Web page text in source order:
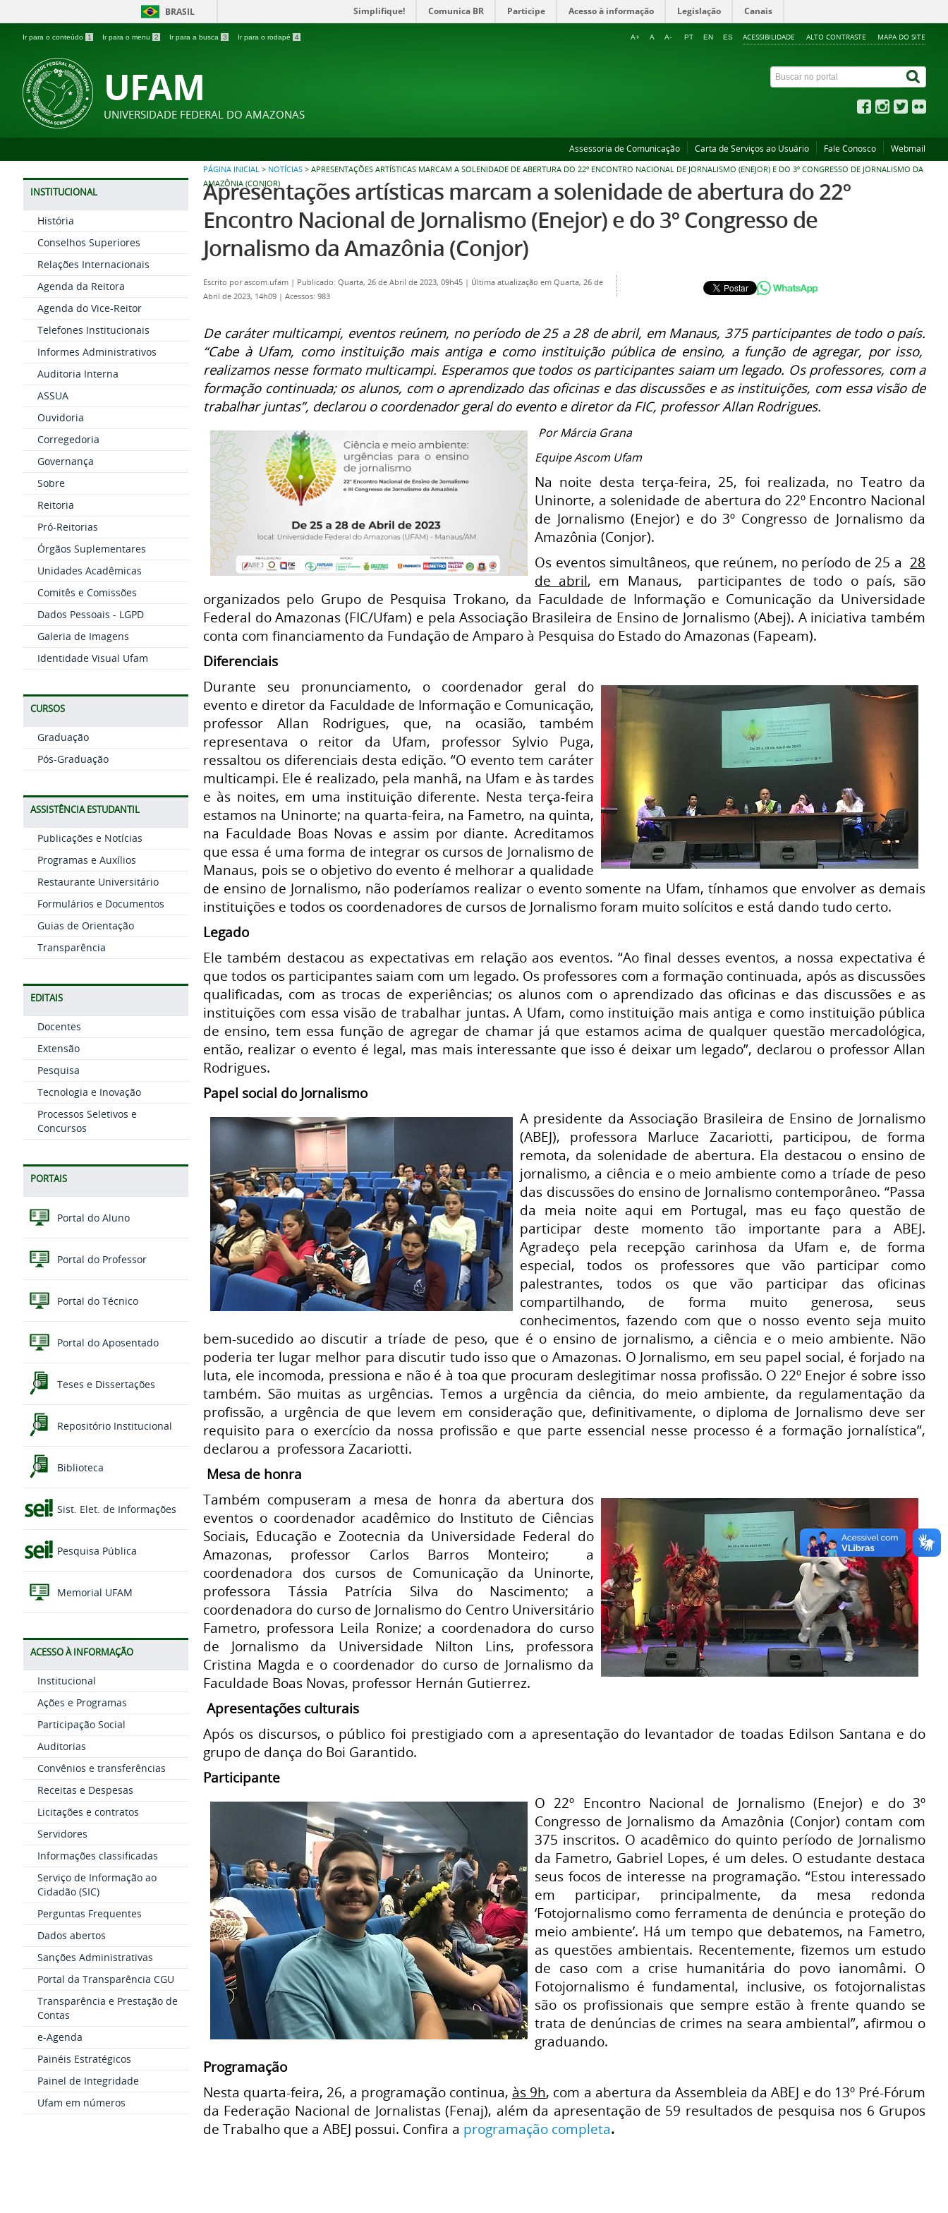
BRASIL Simplifique! Comunica BR Participe Acesso à informação Legislação Canais
Ir para o conteúdo 1 Ir para o menu 2 Ir para a busca 3 Ir para o rodapé 4 ACESSIBILIDADE ALTO CONTRASTE MAPA DO SITE
A+ A A- PT EN ES
UFAM
UNIVERSIDADE FEDERAL DO AMAZONAS
Assessoria de Comunicação Carta de Serviços ao Usuário Fale Conosco Webmail
PÁGINA INICIAL > NOTÍCIAS > APRESENTAÇÕES ARTÍSTICAS MARCAM A SOLENIDADE DE ABERTURA DO 22º ENCONTRO NACIONAL DE JORNALISMO (ENEJOR) E DO 3º CONGRESSO DE JORNALISMO DA
AMAZÔNIA (CONJOR)
INSTITUCIONAL
História
Conselhos Superiores
Relações Internacionais
Agenda da Reitora
Agenda do Vice-Reitor
Telefones Institucionais
Informes Administrativos
Auditoria Interna
ASSUA
Ouvidoria
Corregedoria
Governança
Sobre
Reitoria
Pró-Reitorias
Órgãos Suplementares
Unidades Acadêmicas
Comitês e Comissões
Dados Pessoais - LGPD
Galeria de Imagens
Identidade Visual Ufam
CURSOS
Graduação
Pós-Graduação
ASSISTÊNCIA ESTUDANTIL
Publicações e Notícias
Programas e Auxílios
Restaurante Universitário
Formulários e Documentos
Guias de Orientação
Transparência
EDITAIS
Docentes
Extensão
Pesquisa
Tecnologia e Inovação
Processos Seletivos e
Concursos
PORTAIS
Portal do Aluno
Portal do Professor
Portal do Técnico
Portal do Aposentado
Teses e Dissertações
Repositório Institucional
Biblioteca
Sist. Elet. de Informações
Pesquisa Pública
Memorial UFAM
ACESSO À INFORMAÇÃO
Institucional
Ações e Programas
Participação Social
Auditorias
Convênios e transferências
Receitas e Despesas
Licitações e contratos
Servidores
Informações classificadas
Serviço de Informação ao
Cidadão (SIC)
Perguntas Frequentes
Dados abertos
Sanções Administrativas
Portal da Transparência CGU
Transparência e Prestação de
Contas
e-Agenda
Painéis Estratégicos
Painel de Integridade
Ufam em números
Apresentações artísticas marcam a solenidade de abertura do 22º
Encontro Nacional de Jornalismo (Enejor) e do 3º Congresso de
Jornalismo da Amazônia (Conjor)
Escrito porascom.ufam | Publicado: Quarta, 26 de Abril de 2023, 09h45 | Última atualização em Quarta, 26 de
Abril de 2023, 14h09 | Acessos: 983
De caráter multicampi, eventos reúnem, no período de 25 a 28 de abril, em Manaus, 375 participantes de todo o país.
“Cabe à Ufam, como instituição mais antiga e como instituição pública de ensino, a função de agregar, por isso,
realizamos nesse formato multicampi. Esperamos que todos os participantes saiam um legado. Os professores, com a
formação continuada; os alunos, com o aprendizado das oficinas e das discussões e as instituições, com essa visão de
trabalhar juntas”, declarou o coordenador geral do evento e diretor da FIC, professor Allan Rodrigues.
Por Márcia Grana
Equipe Ascom Ufam
Na noite desta terça-feira, 25, foi realizada, no Teatro da
Uninorte, a solenidade de abertura do 22º Encontro Nacional
de Jornalismo (Enejor) e do 3º Congresso de Jornalismo da
Amazônia (Conjor).
Os eventos simultâneos, que reúnem, no período de 25 a 28
de abril, em Manaus, participantes de todo o país, são
organizados pelo Grupo de Pesquisa Trokano, da Faculdade de Informação e Comunicação da Universidade
Federal do Amazonas (FIC/Ufam) e pela Associação Brasileira de Ensino de Jornalismo (Abej). A iniciativa também
conta com financiamento da Fundação de Amparo à Pesquisa do Estado do Amazonas (Fapeam).
Diferenciais
Durante seu pronunciamento, o coordenador geral do
evento e diretor da Faculdade de Informação e Comunicação,
professor Allan Rodrigues, que, na ocasião, também
representava o reitor da Ufam, professor Sylvio Puga,
ressaltou os diferenciais desta edição. “O evento tem caráter
multicampi. Ele é realizado, pela manhã, na Ufam e às tardes
e às noites, em uma instituição diferente. Nesta terça-feira
estamos na Uninorte; na quarta-feira, na Fametro, na quinta,
na Faculdade Boas Novas e assim por diante. Acreditamos
que essa é uma forma de integrar os cursos de Jornalismo de
Manaus, pois se o objetivo do evento é melhorar a qualidade
de ensino de Jornalismo, não poderíamos realizar o evento somente na Ufam, tínhamos que envolver as demais
instituições e todos os coordenadores de cursos de Jornalismo foram muito solícitos e está dando tudo certo.
Legado
Ele também destacou as expectativas em relação aos eventos. “Ao final desses eventos, a nossa expectativa é
que todos os participantes saiam com um legado. Os professores com a formação continuada, após as discussões
qualificadas, com as trocas de experiências; os alunos com o aprendizado das oficinas e das discussões e as
instituições com essa visão de trabalhar juntas. A Ufam, como instituição mais antiga e como instituição pública
de ensino, tem essa função de agregar de chamar já que estamos acima de qualquer questão mercadológica,
então, realizar o evento é legal, mas mais interessante que isso é deixar um legado”, declarou o professor Allan
Rodrigues.
Papel social do Jornalismo
A presidente da Associação Brasileira de Ensino de Jornalismo
(ABEJ), professora Marluce Zacariotti, participou, de forma
remota, da solenidade de abertura. Ela destacou o ensino de
jornalismo, a ciência e o meio ambiente como a tríade de peso
das discussões do ensino de Jornalismo contemporâneo. “Passa
da meia noite aqui em Portugal, mas eu faço questão de
participar deste momento tão importante para a ABEJ.
Agradeço pela recepção carinhosa da Ufam e, de forma
especial, todos os professores que vão participar como
palestrantes, todos os que vão participar das oficinas
compartilhando, de forma muito generosa, seus
conhecimentos, fazendo com que o nosso evento seja muito
bem-sucedido ao discutir a tríade de peso, que é o ensino de jornalismo, a ciência e o meio ambiente. Não
poderia ter lugar melhor para discutir tudo isso que o Amazonas. O Jornalismo, em seu papel social, é forjado na
luta, ele incomoda, pressiona e não é à toa que procuram deslegitimar nossa profissão. O 22º Enejor é sobre isso
também. São muitas as urgências. Temos a urgência da ciência, do meio ambiente, da regulamentação da
profissão, a urgência de que levem em consideração que, definitivamente, o diploma de Jornalismo deve ser
requisito para o exercício da nossa profissão e que parte essencial nesse processo é a formação jornalística”,
declarou a professora Zacariotti.
Mesa de honra
Também compuseram a mesa de honra da abertura dos
eventos o coordenador acadêmico do Instituto de Ciências
Sociais, Educação e Zootecnia da Universidade Federal do
Amazonas, professor Carlos Barros Monteiro; a
coordenadora dos cursos de Comunicação da Uninorte,
professora Tássia Patrícia Silva do Nascimento; a
coordenadora do curso de Jornalismo do Centro Universitário
Fametro, professora Leila Ronize; a coordenadora do curso
de Jornalismo da Universidade Nilton Lins, professora
Cristina Magda e o coordenador do curso de Jornalismo da
Faculdade Boas Novas, professor Hernán Gutierrez.
Apresentações culturais
Após os discursos, o público foi prestigiado com a apresentação do levantador de toadas Edilson Santana e do
grupo de dança do Boi Garantido.
Participante
O 22º Encontro Nacional de Jornalismo (Enejor) e do 3º
Congresso de Jornalismo da Amazônia (Conjor) contam com
375 inscritos. O acadêmico do quinto período de Jornalismo
da Fametro, Gabriel Lopes, é um deles. O estudante destaca
seus focos de interesse na programação. “Estou interessado
em participar, principalmente, da mesa redonda
‘Fotojornalismo como ferramenta de denúncia e proteção do
meio ambiente’. Há um tempo que debatemos, na Fametro,
as questões ambientais. Recentemente, fizemos um estudo
de caso com a crise humanitária do povo ianomâmi. O
Fotojornalismo é fundamental, inclusive, os fotojornalistas
são os profissionais que sempre estão à frente quando se
trata de denúncias de crimes na seara ambiental”, afirmou o
graduando.
Programação
Nesta quarta-feira, 26, a programação continua, às 9h, com a abertura da Assembleia da ABEJ e do 13º Pré-Fórum
da Federação Nacional de Jornalistas (Fenaj), além da apresentação de 59 resultados de pesquisa nos 6 Grupos
de Trabalho que a ABEJ possui. Confira a programação completa.